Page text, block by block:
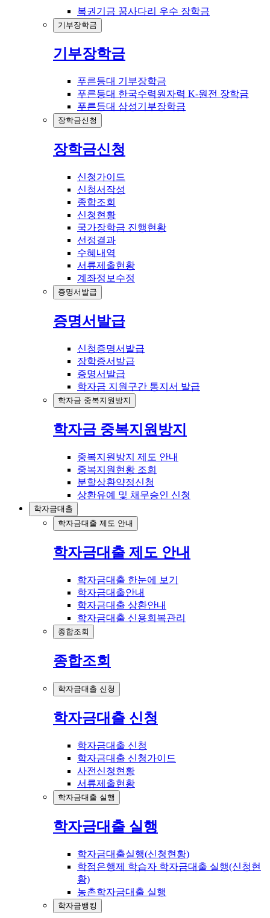
복권기금 꿈사다리 우수 장학금
기부장학금
기부장학금
푸른등대 기부장학금
푸른등대 한국수력원자력 K-원전 장학금
푸른등대 삼성기부장학금
장학금신청
장학금신청
신청가이드
신청서작성
종합조회
신청현황
국가장학금 진행현황
선정결과
수혜내역
서류제출현황
계좌정보수정
증명서발급
증명서발급
신청증명서발급
장학증서발급
증명서발급
학자금 지원구간 통지서 발급
학자금 중복지원방지
학자금 중복지원방지
중복지원방지 제도 안내
중복지원현황 조회
분할상환약정신청
상환유예 및 채무승인 신청
학자금대출
학자금대출 제도 안내
학자금대출 제도 안내
학자금대출 한눈에 보기
학자금대출안내
학자금대출 상환안내
학자금대출 신용회복관리
종합조회
종합조회
학자금대출 신청
학자금대출 신청
학자금대출 신청
학자금대출 신청가이드
사전신청현황
서류제출현황
학자금대출 실행
학자금대출 실행
학자금대출실행(신청현황)
학점은행제 학습자 학자금대출 실행(신청현
황)
농촌학자금대출 실행
학자금뱅킹